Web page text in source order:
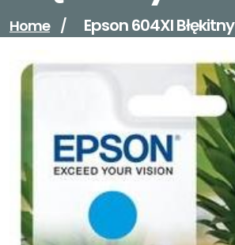
Home / Epson 604Xl Błękitny